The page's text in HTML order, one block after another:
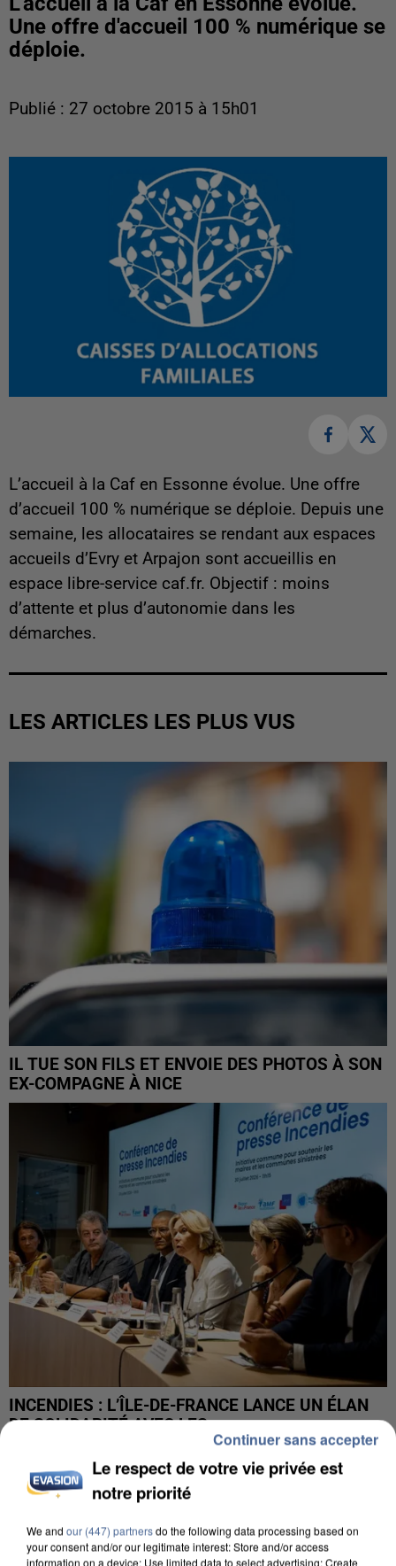
Une offre d'accueil 100 % numérique se
déploie.
Publié : 27 octobre 2015 à 15h01
L’accueil à la Caf en Essonne évolue. Une offre
d’accueil 100 % numérique se déploie. Depuis une
semaine, les allocataires se rendant aux espaces
accueils d’Evry et Arpajon sont accueillis en
espace libre-service caf.fr. Objectif : moins
d’attente et plus d’autonomie dans les
démarches.
LES ARTICLES LES PLUS VUS
IL TUE SON FILS ET ENVOIE DES PHOTOS À SON
EX-COMPAGNE À NICE
INCENDIES : L’ÎLE-DE-FRANCE LANCE UN ÉLAN
DE SOLIDARITÉ AVEC LES...
Le respect de votre vie privée est
notre priorité
We and our (447) partnersdo the following data processing based on
your consent and/or our legitimate interest: Store and/or access
information on a device; Use limited data to select advertising; Create
Continuer sans accepter